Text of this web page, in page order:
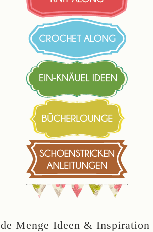
Menge Ideen & Inspiration